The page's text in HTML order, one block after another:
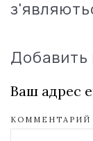
Ваш адрес
КОММЕНТАРИЙ